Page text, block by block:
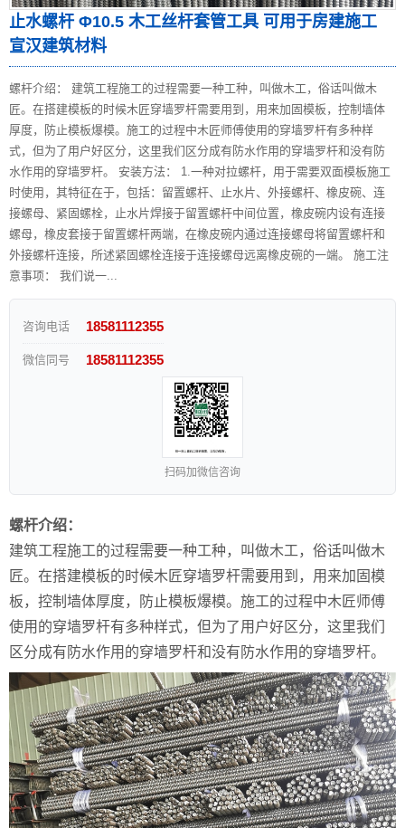
止水螺杆 Φ10.5 木工丝杆套管工具 可用于房建施工
宣汉建筑材料
螺杆介绍： 建筑工程施工的过程需要一种工种，叫做木工，俗话叫做木
匠。在搭建模板的时候木匠穿墙罗杆需要用到，用来加固模板，控制墙体
厚度，防止模板爆模。施工的过程中木匠师傅使用的穿墙罗杆有多种样
式，但为了用户好区分，这里我们区分成有防水作用的穿墙罗杆和没有防
水作用的穿墙罗杆。 安装方法： 1.一种对拉螺杆，用于需要双面模板施工
时使用，其特征在于，包括：留置螺杆、止水片、外接螺杆、橡皮碗、连
接螺母、紧固螺栓，止水片焊接于留置螺杆中间位置，橡皮碗内设有连接
螺母，橡皮套接于留置螺杆两端，在橡皮碗内通过连接螺母将留置螺杆和
外接螺杆连接，所述紧固螺栓连接于连接螺母远离橡皮碗的一端。 施工注
意事项： 我们说一...
咨询电话 18581112355
微信同号 18581112355
扫码加微信咨询
螺杆介绍：
建筑工程施工的过程需要一种工种，叫做木工，俗话叫做木
匠。在搭建模板的时候木匠穿墙罗杆需要用到，用来加固模
板，控制墙体厚度，防止模板爆模。施工的过程中木匠师傅
使用的穿墙罗杆有多种样式，但为了用户好区分，这里我们
区分成有防水作用的穿墙罗杆和没有防水作用的穿墙罗杆。